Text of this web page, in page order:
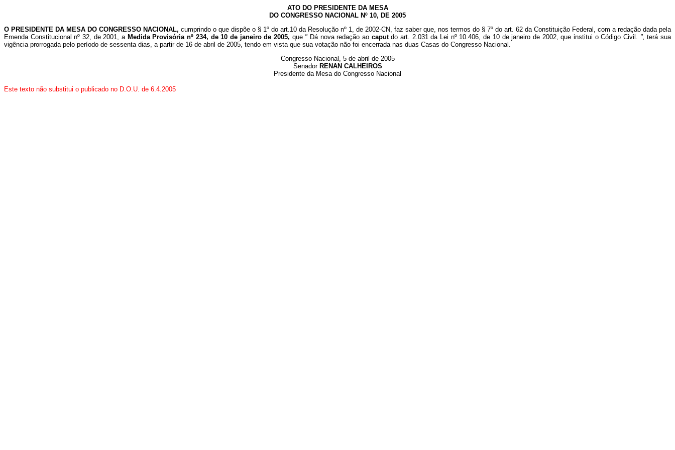
ATO DO PRESIDENTE DA MESA
DO CONGRESSO NACIONAL Nº 10, DE 2005
O PRESIDENTE DA MESA DO CONGRESSO NACIONAL, cumprindo o que dispõe o § 1º do art.10 da Resolução nº 1, de 2002-CN, faz saber que, nos termos do § 7º do art. 62 da Constituição Federal, com a redação dada pela
Emenda Constitucional nº 32, de 2001, a Medida Provisória nº 234, de 10 de janeiro de 2005, que " Dá nova redação ao caputdo art. 2.031 da Lei nº 10.406, de 10 de janeiro de 2002, que institui o Código Civil. ",terá sua
vigência prorrogada pelo período de sessenta dias, a partir de 16 de abril de 2005, tendo em vista que sua votação não foi encerrada nas duas Casas do Congresso Nacional.
Congresso Nacional, 5 de abril de 2005
Senador RENAN CALHEIROS
Presidente da Mesa do Congresso Nacional
Este texto não substitui o publicado no D.O.U. de 6.4.2005